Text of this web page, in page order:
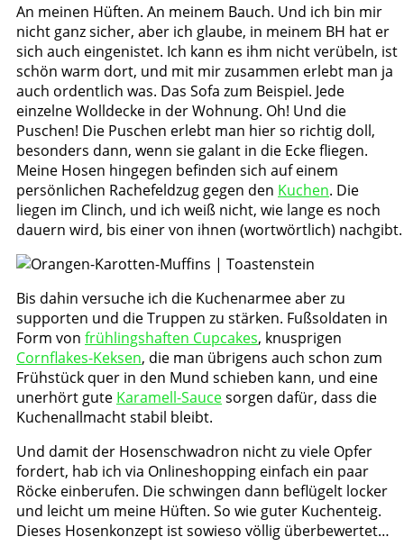
An meinen Hüften. An meinem Bauch. Und ich bin mir
nicht ganz sicher, aber ich glaube, in meinem BH hat er
sich auch eingenistet. Ich kann es ihm nicht verübeln, ist
schön warm dort, und mit mir zusammen erlebt man ja
auch ordentlich was. Das Sofa zum Beispiel. Jede
einzelne Wolldecke in der Wohnung. Oh! Und die
Puschen! Die Puschen erlebt man hier so richtig doll,
besonders dann, wenn sie galant in die Ecke fliegen.
Meine Hosen hingegen befinden sich auf einem
persönlichen Rachefeldzug gegen den Kuchen. Die
liegen im Clinch, und ich weiß nicht, wie lange es noch
dauern wird, bis einer von ihnen (wortwörtlich) nachgibt.
Bis dahin versuche ich die Kuchenarmee aber zu
supporten und die Truppen zu stärken. Fußsoldaten in
Form von frühlingshaften Cupcakes, knusprigen
Cornflakes-Keksen, die man übrigens auch schon zum
Frühstück quer in den Mund schieben kann, und eine
unerhört gute Karamell-Saucesorgen dafür, dass die
Kuchenallmacht stabil bleibt.
Und damit der Hosenschwadron nicht zu viele Opfer
fordert, hab ich via Onlineshopping einfach ein paar
Röcke einberufen. Die schwingen dann beflügelt locker
und leicht um meine Hüften. So wie guter Kuchenteig.
Dieses Hosenkonzept ist sowieso völlig überbewertet…